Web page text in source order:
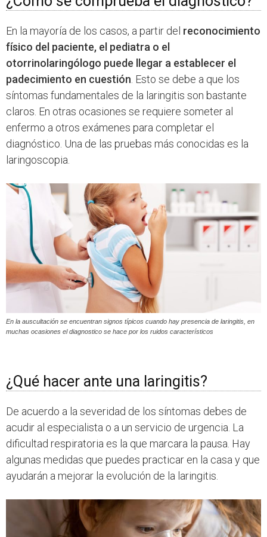
En la mayoría de los casos, a partir del reconocimiento
físico del paciente, el pediatra o el
otorrinolaringólogo puede llegar a establecer el
padecimiento en cuestión . Esto se debe a que los
síntomas fundamentales de la laringitis son bastante
claros. En otras ocasiones se requiere someter al
enfermo a otros exámenes para completar el
diagnóstico. Una de las pruebas más conocidas es la
laringoscopia.
En la auscultación se encuentran signos típicos cuando hay presencia de laringitis, en
muchas ocasiones el diagnostico se hace por los ruidos característicos
¿Qué hacer ante una laringitis?
De acuerdo a la severidad de los síntomas debes de
acudir al especialista o a un servicio de urgencia. La
dificultad respiratoria es la que marcara la pausa. Hay
algunas medidas que puedes practicar en la casa y que
ayudarán a mejorar la evolución de la laringitis.